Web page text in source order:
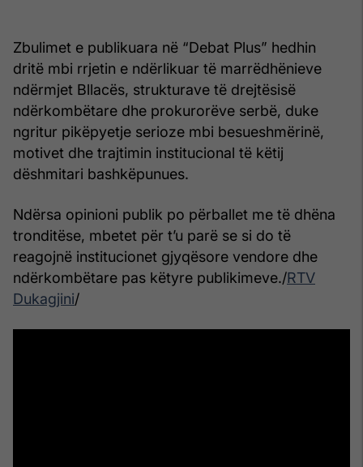
Zbulimet e publikuara në “Debat Plus” hedhin
dritë mbi rrjetin e ndërlikuar të marrëdhënieve
ndërmjet Bllacës, strukturave të drejtësisë
ndërkombëtare dhe prokurorëve serbë, duke
ngritur pikëpyetje serioze mbi besueshmërinë,
motivet dhe trajtimin institucional të këtij
dëshmitari bashkëpunues.
Ndërsa opinioni publik po përballet me të dhëna
tronditëse, mbetet për t’u parë se si do të
reagojnë institucionet gjyqësore vendore dhe
ndërkombëtare pas këtyre publikimeve./RTV
Dukagjini/